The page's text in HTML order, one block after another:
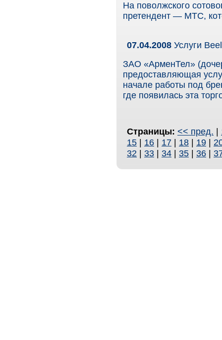
На поволжского
претендент — МТС,
07.04.2008 Услуги
ЗАО «АрменТел»
предоставляющая
начале работы под
где появилась эта
Страницы: << пред. |
15 | 16 | 17 | 18 | 19 |
32 | 33 | 34 | 35 | 36 |